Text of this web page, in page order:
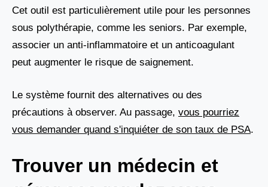
Cet outil est particulièrement utile pour les personnes
sous polythérapie, comme les seniors. Par exemple,
associer un anti-inflammatoire et un anticoagulant
peut augmenter le risque de saignement.
Le système fournit des alternatives ou des
précautions à observer. Au passage, vous pourriez
vous demander quand s'inquiéter de son taux de PSA.
Trouver un médecin et